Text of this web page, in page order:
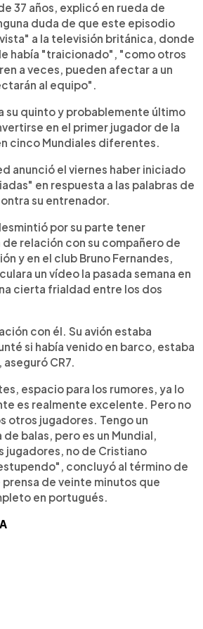
37 años, explicó en rueda de
duda de que este episodio
a la televisión británica, donde
había "traicionado", "como otros
a veces, pueden afectar a un
al equipo".
su quinto y probablemente último
en el primer jugador de la
cinco Mundiales diferentes.
anunció el viernes haber iniciado
en respuesta a las palabras de
su entrenador.
por su parte tener
relación con su compañero de
y en el club Bruno Fernandes,
un vídeo la pasada semana en
cierta frialdad entre los dos
con él. Su avión estaba
si había venido en barco, estaba
CR7.
espacio para los rumores, ya lo
es realmente excelente. Pero no
otros jugadores. Tengo un
balas, pero es un Mundial,
jugadores, no de Cristiano
concluyó al término de
de veinte minutos que
en portugués.